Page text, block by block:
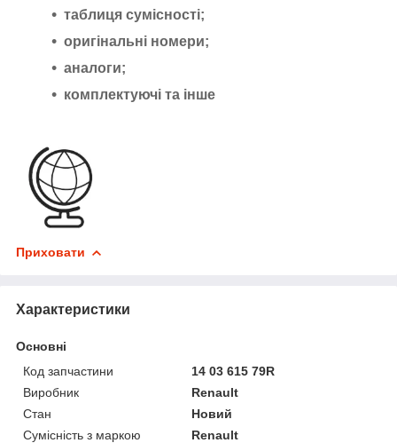
таблиця сумісності;
оригінальні номери;
аналоги;
комплектуючі та інше
Приховати
Характеристики
Основні
Код запчастини
14 03 615 79R
Виробник
Renault
Стан
Новий
Сумісність з маркою
Renault